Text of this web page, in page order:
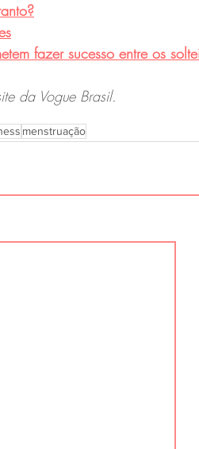
fazer sucesso entre os
da Vogue Brasil.
menstruação